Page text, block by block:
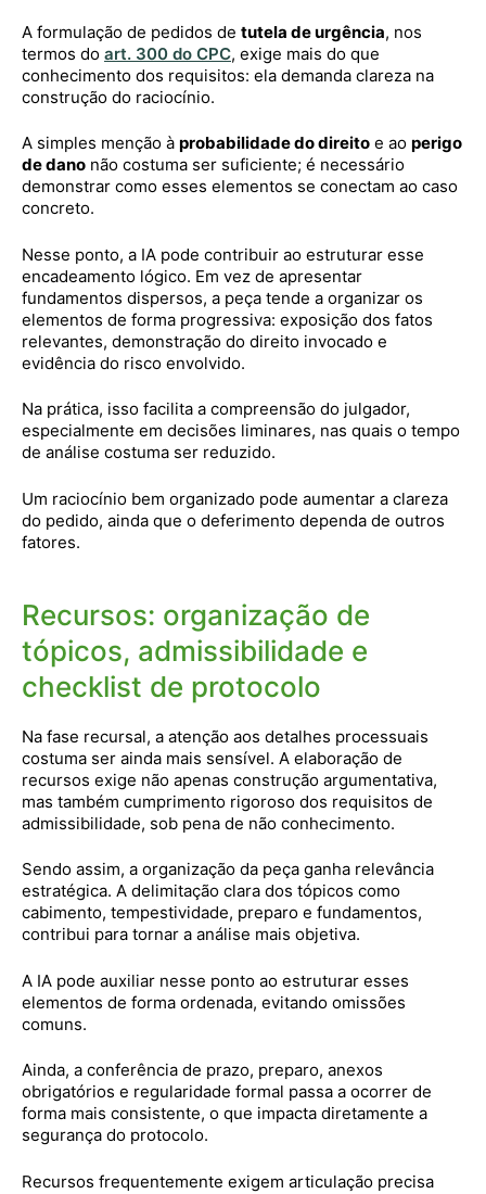
A formulação de pedidos de tutela de urgência, nos
termos do art. 300 do CPC, exige mais do que
conhecimento dos requisitos: ela demanda clareza na
construção do raciocínio.
A simples menção à probabilidade do direito e ao perigo
de dano não costuma ser suficiente; é necessário
demonstrar como esses elementos se conectam ao caso
concreto.
Nesse ponto, a IA pode contribuir ao estruturar esse
encadeamento lógico. Em vez de apresentar
fundamentos dispersos, a peça tende a organizar os
elementos de forma progressiva: exposição dos fatos
relevantes, demonstração do direito invocado e
evidência do risco envolvido.
Na prática, isso facilita a compreensão do julgador,
especialmente em decisões liminares, nas quais o tempo
de análise costuma ser reduzido.
Um raciocínio bem organizado pode aumentar a clareza
do pedido, ainda que o deferimento dependa de outros
fatores.
Recursos: organização de
tópicos, admissibilidade e
checklist de protocolo
Na fase recursal, a atenção aos detalhes processuais
costuma ser ainda mais sensível. A elaboração de
recursos exige não apenas construção argumentativa,
mas também cumprimento rigoroso dos requisitos de
admissibilidade, sob pena de não conhecimento.
Sendo assim, a organização da peça ganha relevância
estratégica. A delimitação clara dos tópicos como
cabimento, tempestividade, preparo e fundamentos,
contribui para tornar a análise mais objetiva.
A IA pode auxiliar nesse ponto ao estruturar esses
elementos de forma ordenada, evitando omissões
comuns.
Ainda, a conferência de prazo, preparo, anexos
obrigatórios e regularidade formal passa a ocorrer de
forma mais consistente, o que impacta diretamente a
segurança do protocolo.
Recursos frequentemente exigem articulação precisa